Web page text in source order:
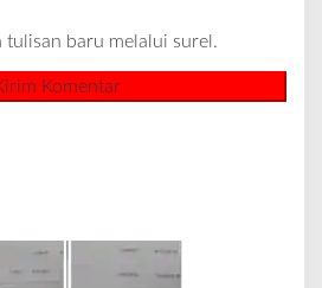
tulisan baru melalui surel.